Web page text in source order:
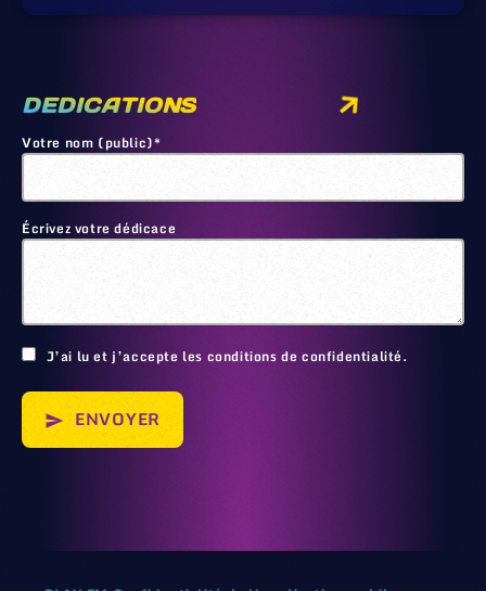
DEDICATIONS
Votre nom (public)*
Écrivez votre dédicace
J’ai lu et j’accepte les conditions de confidentialité.
send ENVOYER